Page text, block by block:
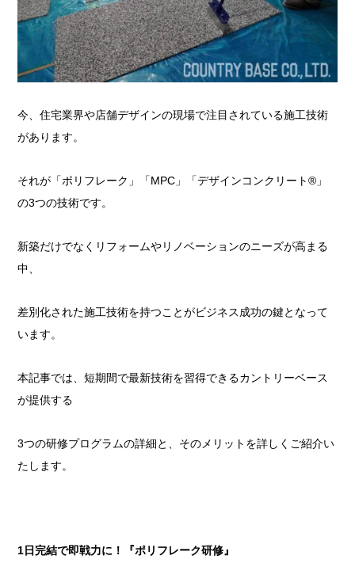
今、住宅業界や店舗デザインの現場で注目されている施工技術
があります。
それが「ポリフレーク」「MPC」「デザインコンクリート®」
の3つの技術です。
新築だけでなくリフォームやリノベーションのニーズが高まる
中、
差別化された施工技術を持つことがビジネス成功の鍵となって
います。
本記事では、短期間で最新技術を習得できるカントリーベース
が提供する
3つの研修プログラムの詳細と、そのメリットを詳しくご紹介い
たします。
1日完結で即戦力に！『ポリフレーク研修』